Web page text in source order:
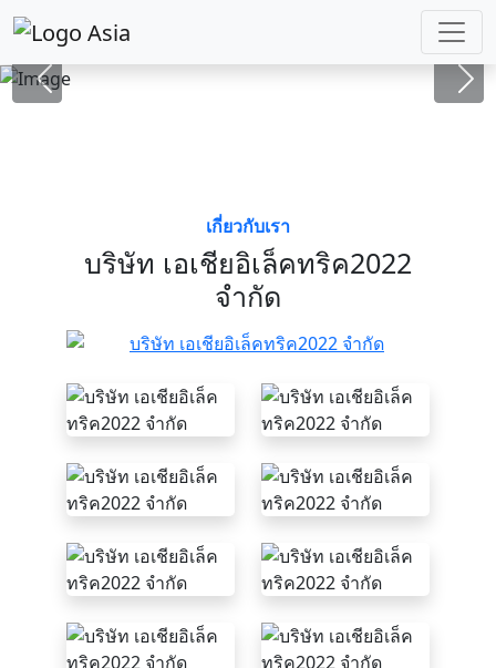
เกี่ยวกับเรา
บริษัท เอเชียอิเล็คทริค2022
จำกัด